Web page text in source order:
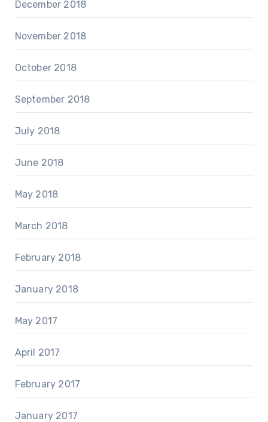
December 2018
November 2018
October 2018
September 2018
July 2018
June 2018
May 2018
March 2018
February 2018
January 2018
May 2017
April 2017
February 2017
January 2017